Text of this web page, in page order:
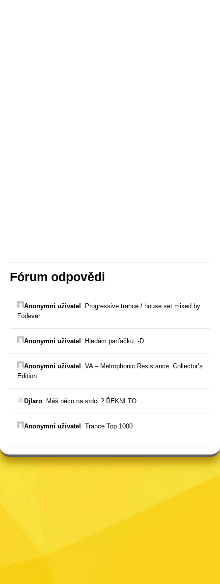
Fórum odpovědi
Anonymní uživatel : Progressive trance / house set mixed by
Fodever
Anonymní uživatel : Hledám parťačku :-D
Anonymní uživatel : VA – Metrophonic Resistance: Collector’s
Edition
Djlaro: Máš něco na srdci ? ŘEKNI TO …
Anonymní uživatel : Trance Top 1000